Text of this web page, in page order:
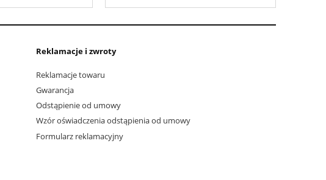
Reklamacje i zwroty
Reklamacje towaru
Gwarancja
Odstąpienie od umowy
Wzór oświadczenia odstąpienia od umowy
Formularz reklamacyjny